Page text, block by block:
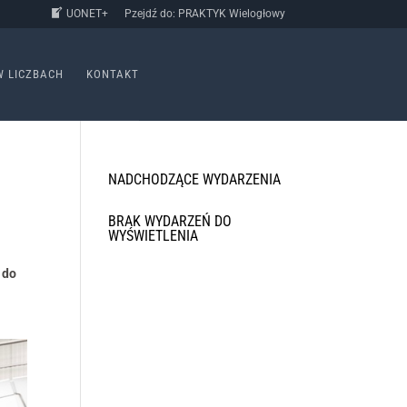
UONET+ Pzejdź do: PRAKTYK Wielogłowy
LICZBACH KONTAKT
NADCHODZĄCE WYDARZENIA
BRAK WYDARZEŃ DO
WYŚWIETLENIA